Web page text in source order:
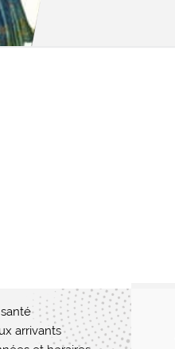
arrivants